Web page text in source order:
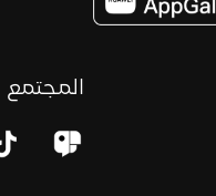
المجتمع